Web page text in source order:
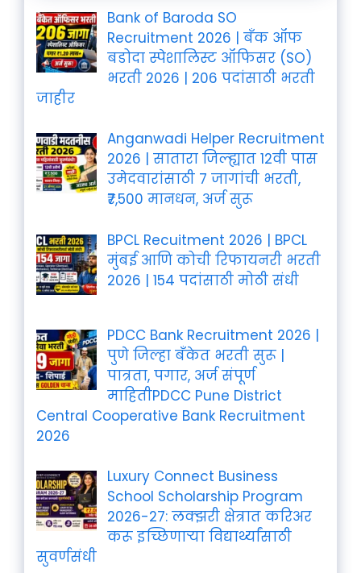
Bank of Baroda SO
Recruitment 2026 | बँक ऑफ
बडोदा स्पेशालिस्ट ऑफिसर (SO)
भरती 2026 | 206 पदांसाठी भरती
जाहीर
Anganwadi Helper Recruitment
2026 | सातारा जिल्ह्यात 12वी पास
उमेदवारांसाठी 7 जागांची भरती,
₹7,500 मानधन, अर्ज सुरू
BPCL Recuitment 2026 | BPCL
मुंबई आणि कोची रिफायनरी भरती
2026 | 154 पदांसाठी मोठी संधी
PDCC Bank Recruitment 2026 |
पुणे जिल्हा बँकेत भरती सुरू |
पात्रता, पगार, अर्ज संपूर्ण
माहितीPDCC Pune District
Central Cooperative Bank Recruitment
2026
Luxury Connect Business
School Scholarship Program
2026-27: लक्झरी क्षेत्रात करिअर
करू इच्छिणाऱ्या विद्यार्थ्यांसाठी
सुवर्णसंधी